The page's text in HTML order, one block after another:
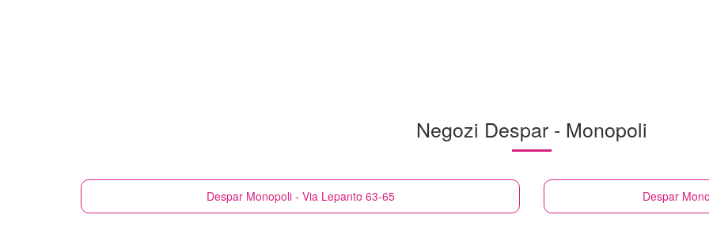
Negozi Despar - Monopoli
Despar Monopoli - Via Lepanto 63-65 Despar